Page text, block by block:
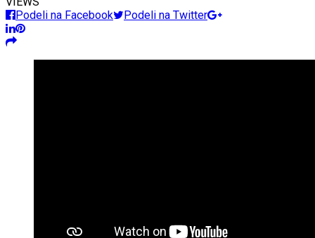
Podeli na Facebook
Podeli na Twitter